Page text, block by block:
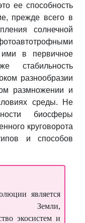
ее способность
прежде всего в
солнечной
ими в первичное
стабильность
разнообразии
размножении и
среды. Не
биосферы
круговорота
и способов
является
Земли,
экосистем и